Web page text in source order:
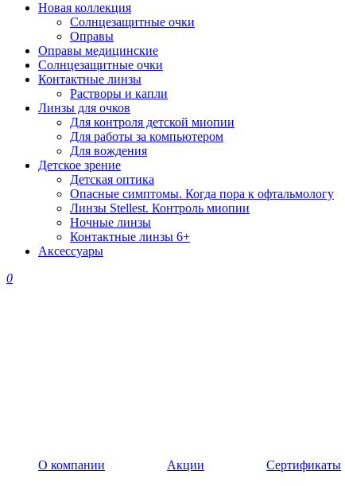
Новая коллекция
Солнцезащитные очки
Оправы
Оправы медицинские
Солнцезащитные очки
Контактные линзы
Растворы и капли
Линзы для очков
Для контроля детской миопии
Для работы за компьютером
Для вождения
Детское зрение
Детская оптика
Опасные симптомы. Когда пора к офтальмологу
Линзы Stellest. Контроль миопии
Ночные линзы
Контактные линзы 6+
Аксессуары
0
О компании Акции Сертификаты